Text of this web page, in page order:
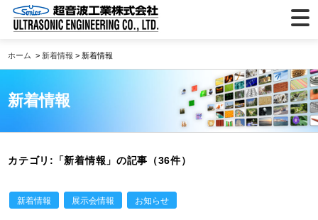
ホーム > 新着情報 > 新着情報
新着情報
カテゴリ:「新着情報」の記事（36件）
新着情報 展示会情報 お知らせ